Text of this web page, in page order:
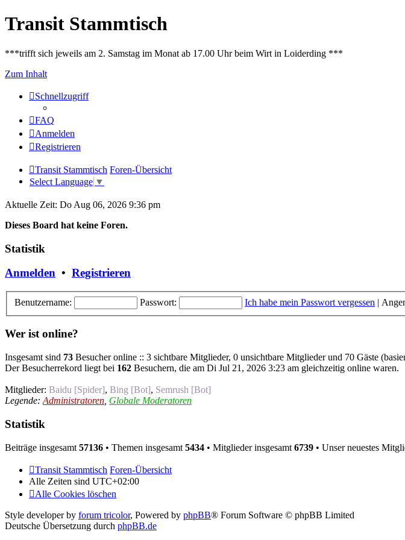
Transit Stammtisch
***trifft sich jeweils am 2. Samstag im Monat ab 17.00 Uhr beim Wirt in Loiderding ***
Zum Inhalt
Schnellzugriff
FAQ
Anmelden
Registrieren
Transit Stammtisch Foren-Übersicht
Select Language ▼
Aktuelle Zeit: Do Aug 06, 2026 9:36 pm
Dieses Board hat keine Foren.
Statistik
Anmelden • Registrieren
Benutzername: Passwort: Ich habe mein Passwort vergessen |
Wer ist online?
Insgesamt sind 73 Besucher online :: 3 sichtbare Mitglieder, 0 unsichtbare Mitglieder und 70 Gäste
Der Besucherrekord liegt bei 162 Besuchern, die am Di Jul 21, 2026 3:23 am gleichzeitig online waren.
Mitglieder: Baidu [Spider], Bing [Bot], Semrush [Bot]
Legende: Administratoren Globale Moderatoren
Statistik
Beiträge insgesamt 57136 • Themen insgesamt 5434 • Mitglieder insgesamt 6739 • Unser neuestes
Transit Stammtisch Foren-Übersicht
Alle Zeiten sind UTC+02:00
Alle Cookies löschen
Style developer by forum tricolor, Powered by phpBB® Forum Software © phpBB Limited
Deutsche Übersetzung durch phpBB.de